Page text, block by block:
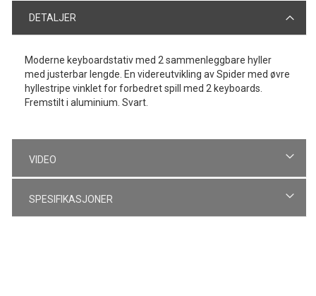
DETALJER
Moderne keyboardstativ med 2 sammenleggbare hyller
med justerbar lengde. En videreutvikling av Spider med øvre
hyllestripe vinklet for forbedret spill med 2 keyboards.
Fremstilt i aluminium. Svart.
VIDEO
SPESIFIKASJONER